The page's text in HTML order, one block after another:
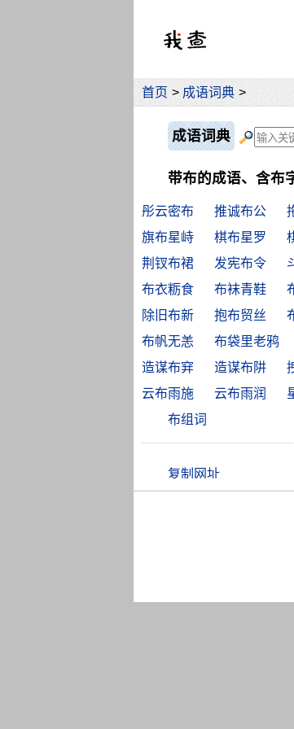
首页 > 成语词典 >
成语词典
带布的成语、含布
彤云密布 推诚布公
旗布星峙
棋布星罗
荆钗布裙
发宪布令
布衣粝食
布袜青鞋
除旧布新
抱布贸丝
布帆无恙
布袋里老鸦
造谋布穽
造谋布阱
云布雨施
云布雨润
布组词